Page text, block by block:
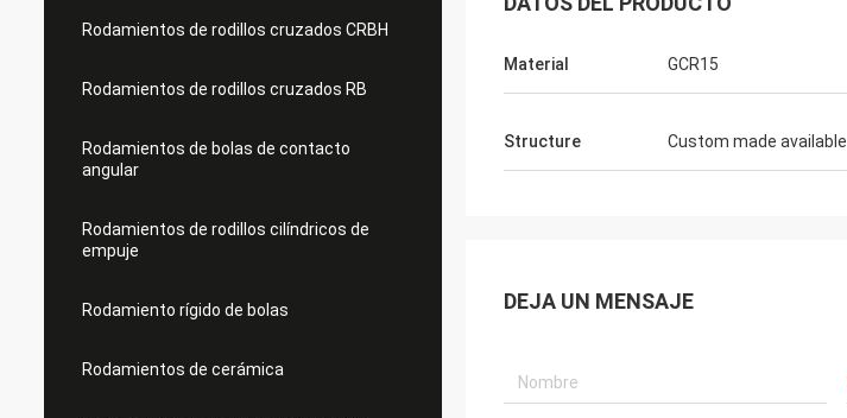
Rodamientos de rodillos cruzados CRBH
Rodamientos de rodillos cruzados RB
Rodamientos de bolas de contacto
angular
Rodamientos de rodillos cilíndricos de
empuje
Rodamiento rígido de bolas
Rodamientos de cerámica
Material GCR15
Structure Custom made available
DEJA UN MENSAJE